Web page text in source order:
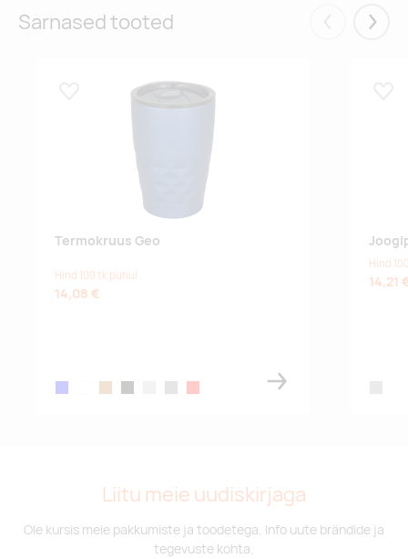
Sarnased tooted Eelmised
Termokruus Geo
Hind 100 tk puhul
14,08 €
Hind
14,21
Liitu meie uudiskirjaga
Ole kursis meie pakkumiste ja toodetega. Info uute brändide ja
tegevuste kohta.